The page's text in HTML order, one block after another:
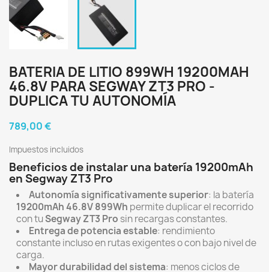
BATERIA DE LITIO 899WH 19200MAH
46.8V PARA SEGWAY ZT3 PRO -
DUPLICA TU AUTONOMÍA
789,00 €
Impuestos incluidos
Beneficios de instalar una batería 19200mAh
en Segway ZT3 Pro
Autonomía significativamente superior: la batería
19200mAh 46.8V 899Wh permite duplicar el recorrido
con tuSegway ZT3 Pro sin recargas constantes.
Entrega de potencia estable: rendimiento
constante incluso en rutas exigentes o con bajo nivel de
carga.
Mayor durabilidad del sistema: menos ciclos de